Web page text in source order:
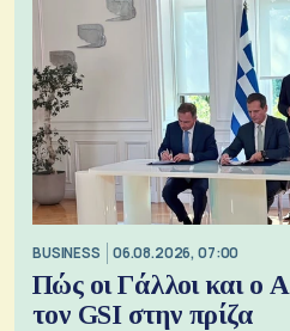
BUSINESS 06.08.2026, 07:00
Πώς οι Γάλλοι και
τον GSI στην πρίζα